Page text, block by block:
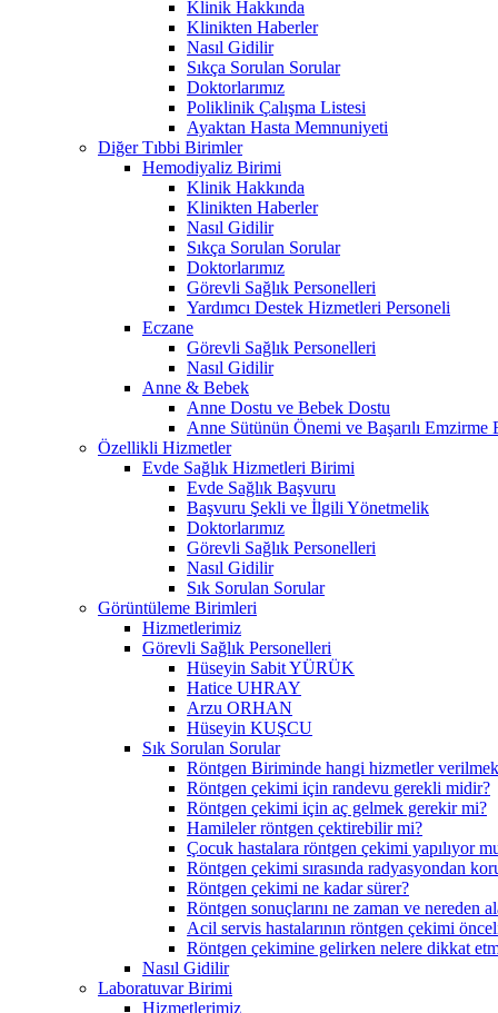
Klinik Hakkında
Klinikten Haberler
Nasıl Gidilir
Sıkça Sorulan Sorular
Doktorlarımız
Poliklinik Çalışma Listesi
Ayaktan Hasta Memnuniyeti
Diğer Tıbbi Birimler
Hemodiyaliz Birimi
Klinik Hakkında
Klinikten Haberler
Nasıl Gidilir
Sıkça Sorulan Sorular
Doktorlarımız
Görevli Sağlık Personelleri
Yardımcı Destek Hizmetleri Personeli
Eczane
Görevli Sağlık Personelleri
Nasıl Gidilir
Anne & Bebek
Anne Dostu ve Bebek Dostu
Anne Sütünün Önemi ve Başarılı Emzirme
Özellikli Hizmetler
Evde Sağlık Hizmetleri Birimi
Evde Sağlık Başvuru
Başvuru Şekli ve İlgili Yönetmelik
Doktorlarımız
Görevli Sağlık Personelleri
Nasıl Gidilir
Sık Sorulan Sorular
Görüntüleme Birimleri
Hizmetlerimiz
Görevli Sağlık Personelleri
Hüseyin Sabit YÜRÜK
Hatice UHRAY
Arzu ORHAN
Hüseyin KUŞCU
Sık Sorulan Sorular
Röntgen Biriminde hangi hizmetler
Röntgen çekimi için randevu gerekli midir?
Röntgen çekimi için aç gelmek gerekir mi?
Hamileler röntgen çektirebilir mi?
Çocuk hastalara röntgen çekimi yapılıyor
Röntgen çekimi sırasında radyasyondan
Röntgen çekimi ne kadar sürer?
Röntgen sonuçlarını ne zaman ve nereden
Acil servis hastalarının röntgen çekimi
Röntgen çekimine gelirken nelere dikkat
Nasıl Gidilir
Laboratuvar Birimi
Hizmetlerimiz